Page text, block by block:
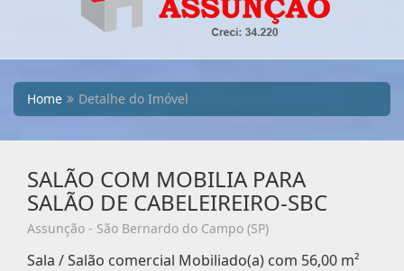
Home Detalhe do Imóvel
SALÃO COM MOBILIA PARA
SALÃO DE CABELEIREIRO-SBC
Assunção - São Bernardo do Campo (SP)
Sala / Salão comercial Mobiliado(a) com 56,00 m²